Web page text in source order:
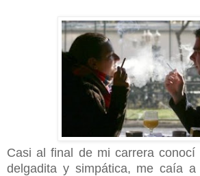
Casi al final de mi carrera conocí
delgadita y simpática, me caía